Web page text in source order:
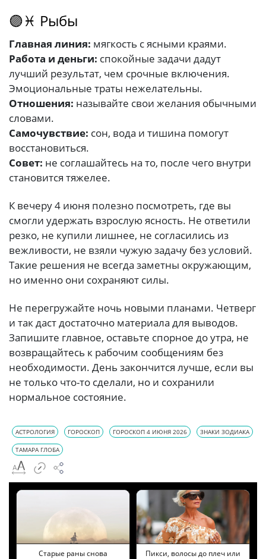
🟣♓ Рыбы
Главная линия: мягкость с ясными краями.
Работа и деньги: спокойные задачи дадут
лучший результат, чем срочные включения.
Эмоциональные траты нежелательны.
Отношения: называйте свои желания обычными
словами.
Самочувствие: сон, вода и тишина помогут
восстановиться.
Совет: не соглашайтесь на то, после чего внутри
становится тяжелее.
К вечеру 4 июня полезно посмотреть, где вы
смогли удержать взрослую ясность. Не ответили
резко, не купили лишнее, не согласились из
вежливости, не взяли чужую задачу без условий.
Такие решения не всегда заметны окружающим,
но именно они сохраняют силы.
Не перегружайте ночь новыми планами. Четверг
и так даст достаточно материала для выводов.
Запишите главное, оставьте спорное до утра, не
возвращайтесь к рабочим сообщениям без
необходимости. День закончится лучше, если вы
не только что-то сделали, но и сохранили
нормальное состояние.
АСТРОЛОГИЯ ГОРОСКОП ГОРОСКОП 4 ИЮНЯ 2026 ЗНАКИ ЗОДИАКА
ТАМАРА ГЛОБА
Старые раны снова
Пикси, волосы до плеч или